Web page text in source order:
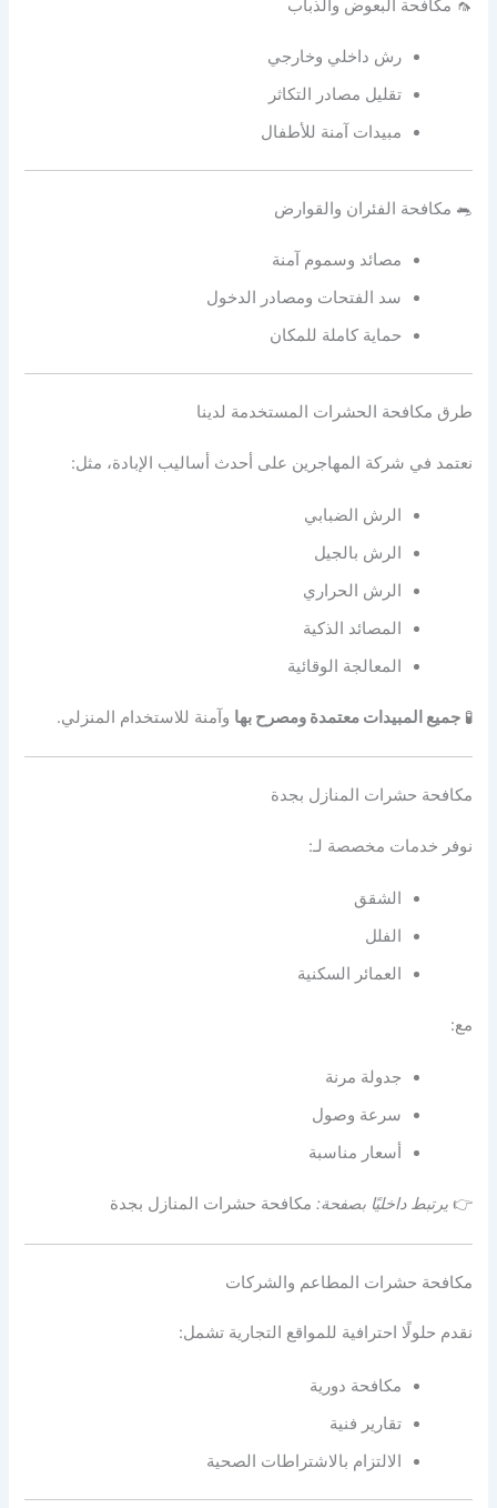
🦟 مكافحة البعوض والذباب
رش داخلي وخارجي
تقليل مصادر التكاثر
مبيدات آمنة للأطفال
🐀 مكافحة الفئران والقوارض
مصائد وسموم آمنة
سد الفتحات ومصادر الدخول
حماية كاملة للمكان
طرق مكافحة الحشرات المستخدمة لدينا
نعتمد في شركة المهاجرين على أحدث أساليب الإبادة، مثل:
الرش الضبابي
الرش بالجيل
الرش الحراري
المصائد الذكية
المعالجة الوقائية
🧪جميع المبيدات معتمدة ومصرح بها وآمنة للاستخدام المنزلي.
مكافحة حشرات المنازل بجدة
نوفر خدمات مخصصة لـ:
الشقق
الفلل
العمائر السكنية
مع:
جدولة مرنة
سرعة وصول
أسعار مناسبة
👉يرتبط داخليًا بصفحة: مكافحة حشرات المنازل بجدة
مكافحة حشرات المطاعم والشركات
نقدم حلولًا احترافية للمواقع التجارية تشمل:
مكافحة دورية
تقارير فنية
الالتزام بالاشتراطات الصحية